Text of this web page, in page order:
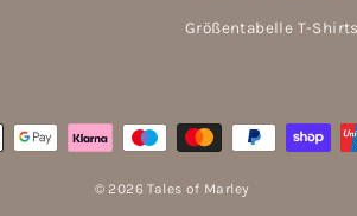
Größentabelle T-Shirts
© 2026 Tales of Marley